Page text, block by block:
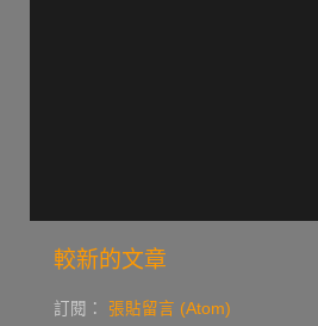
較新的文章
訂閱： 張貼留言 (Atom)